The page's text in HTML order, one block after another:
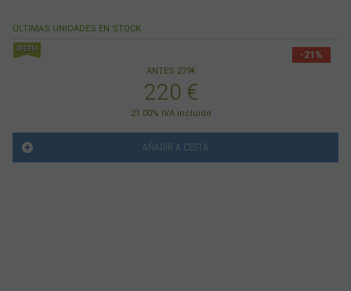
ÚLTIMAS UNIDADES EN STOCK
-21%
ANTES 279€
220 €
21.00% IVA incluido
AÑADIR A CESTA